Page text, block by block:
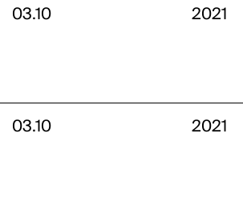
03.10 2021
03.10 2021